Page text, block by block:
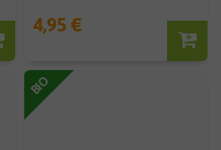
4,95 €
BIO